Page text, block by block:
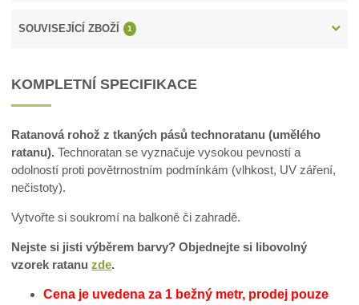
SOUVISEJÍCÍ ZBOŽÍ 1
KOMPLETNÍ SPECIFIKACE
Ratanová rohož z tkaných pásů technoratanu (umělého
ratanu). Technoratan se vyznačuje vysokou pevností a
odolností proti povětrnostním podmínkám (vlhkost, UV záření,
nečistoty).
Vytvořte si soukromí na balkoně či zahradě.
Nejste si jisti výběrem barvy? Objednejte si libovolný
vzorek ratanuzde.
Cena je uvedena za 1 bežný metr, prodej pouze